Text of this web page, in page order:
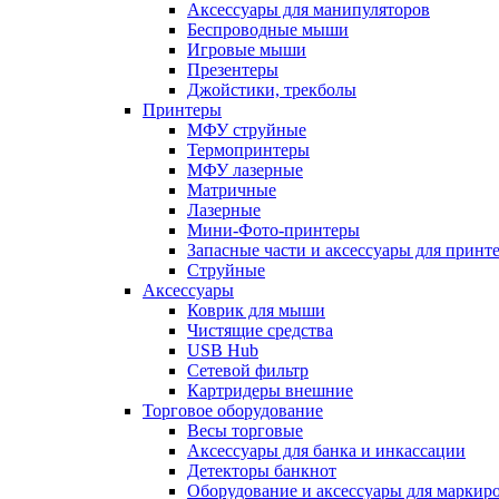
Аксессуары для манипуляторов
Беспроводные мыши
Игровые мыши
Презентеры
Джойстики, трекболы
Принтеры
МФУ струйные
Термопринтеры
МФУ лазерные
Матричные
Лазерные
Мини-Фото-принтеры
Запасные части и аксессуары для
Струйные
Аксессуары
Коврик для мыши
Чистящие средства
USB Hub
Сетевой фильтр
Картридеры внешние
Торговое оборудование
Весы торговые
Аксессуары для банка и инкассации
Детекторы банкнот
Оборудование и аксессуары для